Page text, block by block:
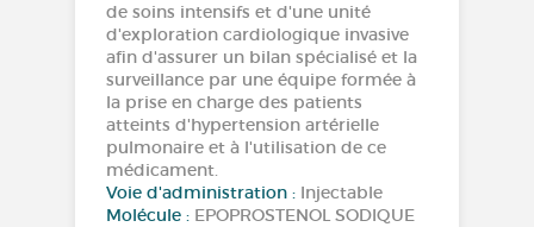
de soins intensifs et d'une unité
d'exploration cardiologique invasive
afin d'assurer un bilan spécialisé et la
surveillance par une équipe formée à
la prise en charge des patients
atteints d'hypertension artérielle
pulmonaire et à l'utilisation de ce
médicament.
Voie d'administration :Injectable
Molécule :EPOPROSTENOL SODIQUE